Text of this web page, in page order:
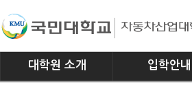
대학원 소개 입학안내